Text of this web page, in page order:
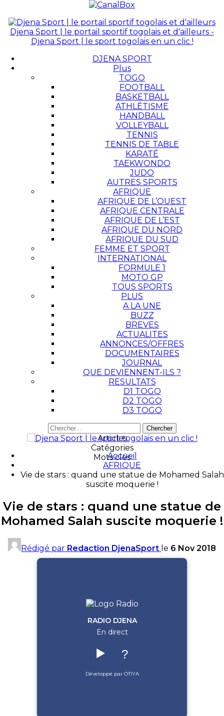
Djena Sport | le portail sportif togolais et d'ailleurs -
Djena Sport | le sport togolais en un clic !
DJENA SPORT
Plus
TOGO
FOOTBALL
BASKETBALL
ATHLÉTISME
HANDBALL
VOLLEYBALL
TENNIS
TENNIS DE TABLE
KARATÉ
TAEKWONDO
JUDO
AUTRES SPORTS
AFRIQUE
AFRIQUE DE L’OUEST
AFRIQUE CENTRALE
AFRIQUE DE L’EST
AFRIQUE DU NORD
AFRIQUE DU SUD
FEMME ET SPORT
INTERNATIONAL
FORMULE 1
MOTO GP
TOUS SPORTS
PLUS
A LA UNE
BUZZ
BREVES
ACTUALITES
ANNONCES/OFFRES
DOCUMENTAIRES
JOURNAL
QUE DEVIENNENT-ILS ?
RESULTATS
D1 TOGO
D2 TOGO
D3 TOGO
Articles
Catégories
Mots clés
Accueil
AFRIQUE
Vie de stars : quand une statue de Mohamed Salah
suscite moquerie !
Vie de stars : quand une statue de
Mohamed Salah suscite moquerie !
Rédigé par Redaction DjenaSport le 6 Nov 2018
RADIO DJENA
En direct
▶️ ?
Développé par OTIYA